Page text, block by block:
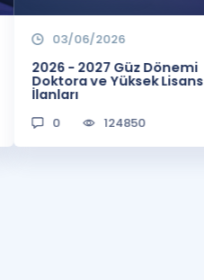
03/06/2026
2026 - 2027 Güz Dönemi
Doktora ve Yüksek Lisans
İlanları
0 124850